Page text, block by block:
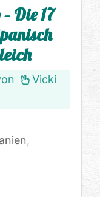
Die 17
Vicki
,